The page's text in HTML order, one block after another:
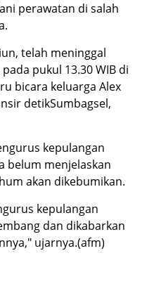
perawatan di salah
telah meninggal
pukul 13.30 WIB di
bicara keluarga Alex
detikSumbagsel,
kepulangan
belum menjelaskan
akan dikebumikan.
kepulangan
dan dikabarkan
ujarnya.(afm)